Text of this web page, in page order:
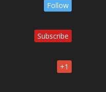
Follow
Subscribe
+1